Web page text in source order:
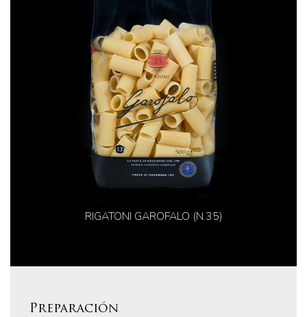
RIGATONI GAROFALO (N.35)
Preparación